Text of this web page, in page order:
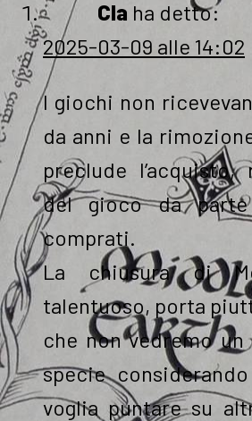
Cla ha detto:
2025-03-09 alle 14:02
I giochi non
da anni e la
preclude
del gioco da
comprati.
La chiusura di
talentuoso, porta
che non vedremo
specie
voglia puntare su